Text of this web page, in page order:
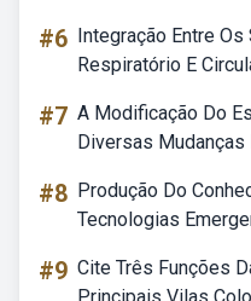
#6 Integração Entre
Respiratório E
#7 A Modificação Do
Diversas Mudanças
#8 Produção Do
Tecnologias
#9 Cite Três Funções